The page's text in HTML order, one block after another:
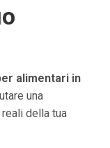
alimentari in
una
della tua